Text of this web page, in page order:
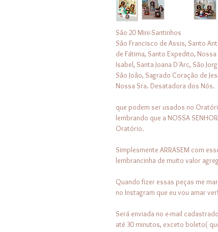
São 20 Mini-Santinhos
São Francisco de Assis, Santo
de Fátima, Santo Expedito,
Isabel, Santa Joana D´Arc, São
São João, Sagrado Coração de
Nossa Sra. Desatadora dos Nós.
que podem ser usados no
lembrando que a NOSSA
Oratório.
Simplesmente ARRASEM com
lembrancinha de muito valor
Quando fizer essas peças me
no Instagram que eu vou amar ver!
Será enviada no e-mail
até 30 minutos, exceto boleto(